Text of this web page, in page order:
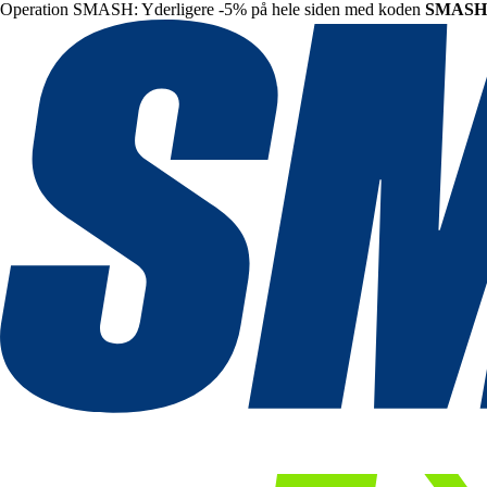
Operation SMASH: Yderligere -5% på hele siden med koden